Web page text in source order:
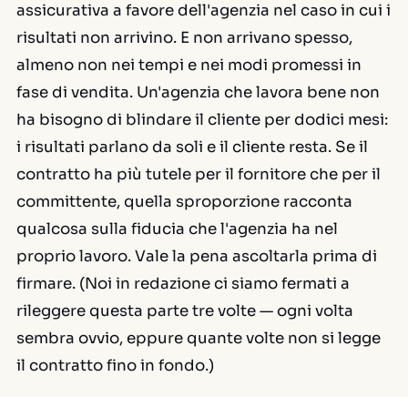
assicurativa a favore dell'agenzia nel caso in cui i
risultati non arrivino. E non arrivano spesso,
almeno non nei tempi e nei modi promessi in
fase di vendita. Un'agenzia che lavora bene non
ha bisogno di blindare il cliente per dodici mesi:
i risultati parlano da soli e il cliente resta. Se il
contratto ha più tutele per il fornitore che per il
committente, quella sproporzione racconta
qualcosa sulla fiducia che l'agenzia ha nel
proprio lavoro. Vale la pena ascoltarla prima di
firmare. (Noi in redazione ci siamo fermati a
rileggere questa parte tre volte — ogni volta
sembra ovvio, eppure quante volte non si legge
il contratto fino in fondo.)